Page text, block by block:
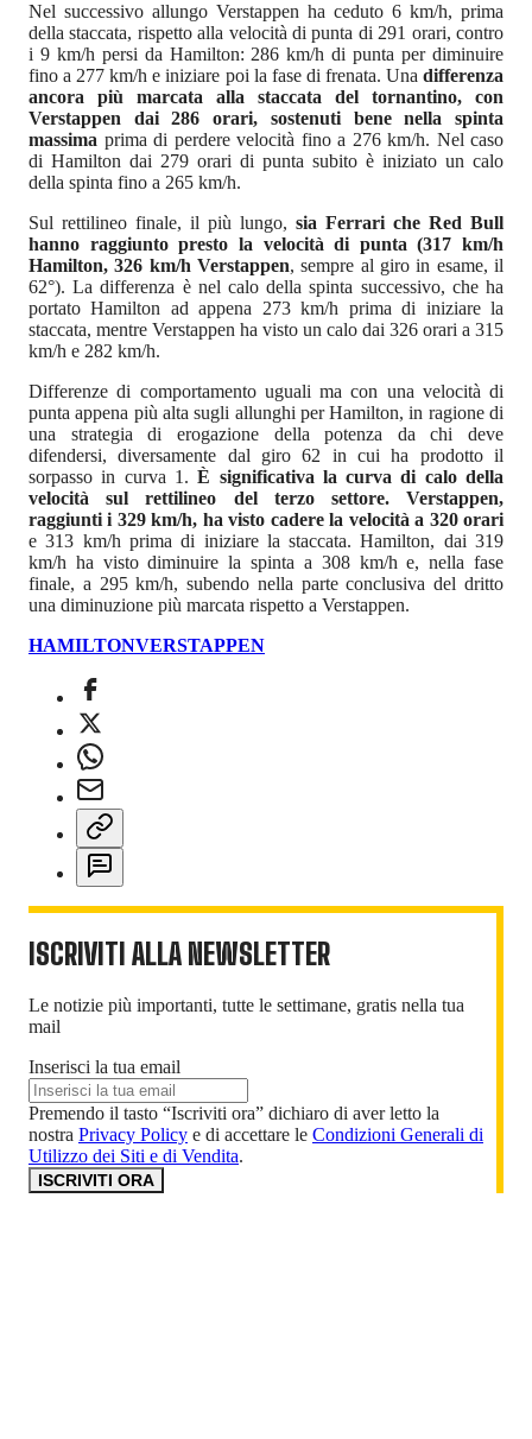
Nel successivo allungo Verstappen ha ceduto 6 km/h, prima
della staccata, rispetto alla velocità di punta di 291 orari, contro
i 9 km/h persi da Hamilton: 286 km/h di punta per diminuire
fino a 277 km/h e iniziare poi la fase di frenata. Una differenza
ancora più marcata alla staccata del tornantino, con
Verstappen dai 286 orari, sostenuti bene nella spinta
massima prima di perdere velocità fino a 276 km/h. Nel caso
di Hamilton dai 279 orari di punta subito è iniziato un calo
della spinta fino a 265 km/h.
Sul rettilineo finale, il più lungo, sia Ferrari che Red Bull
hanno raggiunto presto la velocità di punta (317 km/h
Hamilton, 326 km/h Verstappen, sempre al giro in esame, il
62°). La differenza è nel calo della spinta successivo, che ha
portato Hamilton ad appena 273 km/h prima di iniziare la
staccata, mentre Verstappen ha visto un calo dai 326 orari a 315
km/h e 282 km/h.
Differenze di comportamento uguali ma con una velocità di
punta appena più alta sugli allunghi per Hamilton, in ragione di
una strategia di erogazione della potenza da chi deve
difendersi, diversamente dal giro 62 in cui ha prodotto il
sorpasso in curva 1.È significativa la curva di calo della
velocità sul rettilineo del terzo settore. Verstappen,
raggiunti i 329 km/h, ha visto cadere la velocità a 320 orari
e 313 km/h prima di iniziare la staccata. Hamilton, dai 319
km/h ha visto diminuire la spinta a 308 km/h e, nella fase
finale, a 295 km/h, subendo nella parte conclusiva del dritto
una diminuzione più marcata rispetto a Verstappen.
HAMILTONVERSTAPPEN
ISCRIVITI ALLA NEWSLETTER
Le notizie più importanti, tutte le settimane, gratis nella tua
mail
Inserisci la tua email
Premendo il tasto “Iscriviti ora” dichiaro di aver letto la
nostra Privacy Policy e di accettare le Condizioni Generali di
Utilizzo dei Siti e di Vendita.
ISCRIVITI ORA